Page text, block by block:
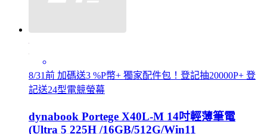
8/31前 加碼送3 %P幣+ 獨家配件包！登記抽20000P+ 登
記送24型電競螢幕
dynabook Portege X40L-M 14吋輕薄筆電
(Ultra 5 225H /16GB/512G/Win11